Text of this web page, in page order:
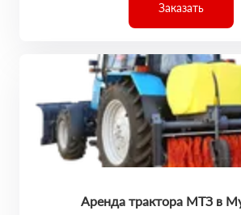
Заказать
Аренда трактора МТЗ в